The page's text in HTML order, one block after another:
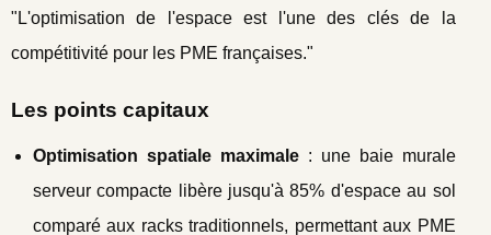
"L'optimisation de l'espace est l'une des clés de la
compétitivité pour les PME françaises."
Les points capitaux
Optimisation spatiale maximale: une baie murale
serveur compacte libère jusqu'à 85% d'espace au sol
comparé aux racks traditionnels, permettant aux PME